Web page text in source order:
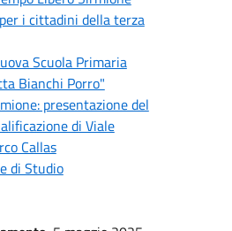
i cittadini della terza
Scuola Primaria
Bianchi Porro"
presentazione del
di Viale
Callas
di Studio